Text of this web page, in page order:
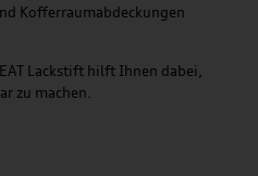
Kofferraumabdeckungen
Lackstift hilft Ihnen dabei,
zu machen.